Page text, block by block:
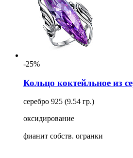
-25%
Кольцо коктейльное из
серебро 925 (9.54 гр.)
оксидирование
фианит собств. огранки